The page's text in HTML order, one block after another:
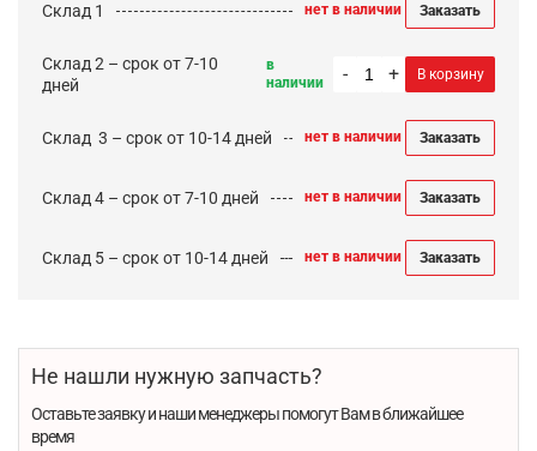
Склад 1 нет в наличии Заказать
Склад 2 – срок от 7-10
дней
в
наличии
- + В корзину
Cклад 3 – срок от 10-14 дней нет в наличии Заказать
Склад 4 – срок от 7-10 дней нет в наличии Заказать
Склад 5 – срок от 10-14 дней нет в наличии Заказать
Не нашли нужную запчасть?
Оставьте заявку и наши менеджеры помогут Вам в ближайшее
время